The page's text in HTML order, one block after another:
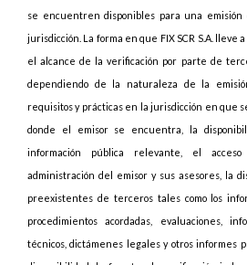
se encuentren disponibles para una
jurisdicción. La forma en que FIX SCR S.A. lleve
el alcance de la verificación por parte de
dependiendo de la naturaleza de la
requisitos y prácticas en la jurisdicción en que
donde el emisor se encuentra, la
información pública relevante, el
administración del emisor y sus asesores, la
preexistentes de terceros tales como los
procedimientos acordadas, evaluaciones,
técnicos, dictámenes legales y otros informes